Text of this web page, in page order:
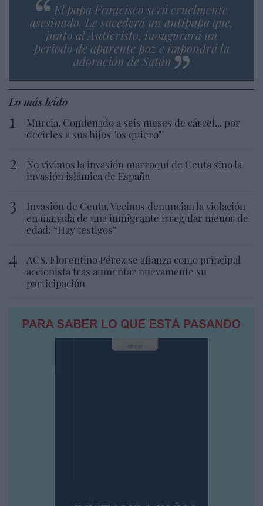
El papa Francisco será cruelmente
asesinado. Le sucederá un antipapa que,
junto al Anticristo, inaugurará un
periodo de aparente paz e impondrá la
adoración de Satán
Lo más leído
Murcia. Condenado a seis meses de cárcel... por
decirles a sus hijos "os quiero"
No vivimos la invasión marroquí de Ceuta sino la
invasión islámica de España
Invasión de Ceuta. Vecinos denuncian la violación
en manada de una inmigrante irregular menor de
edad: “Hay testigos”
ACS. Florentino Pérez se afianza como principal
accionista tras aumentar nuevamente su
participación